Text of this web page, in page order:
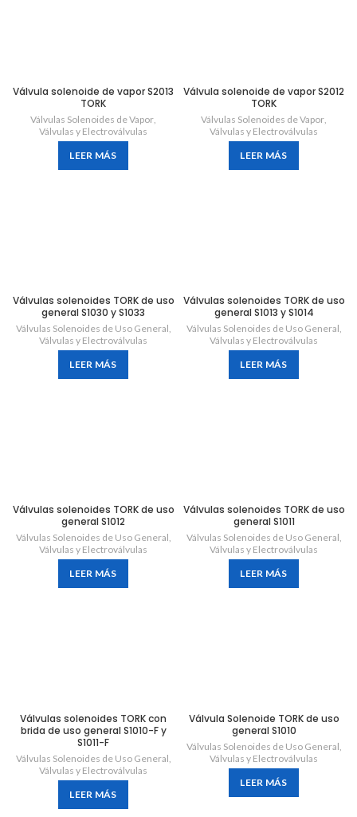
Válvula solenoide de vapor S2013
TORK
Válvulas Solenoides de Vapor,
Válvulas y Electroválvulas
LEER MÁS
Válvula solenoide de vapor S2012
TORK
Válvulas Solenoides de Vapor,
Válvulas y Electroválvulas
LEER MÁS
Válvulas solenoides TORK de uso
general S1030 y S1033
Válvulas Solenoides de Uso General,
Válvulas y Electroválvulas
LEER MÁS
Válvulas solenoides TORK de uso
general S1013 y S1014
Válvulas Solenoides de Uso General,
Válvulas y Electroválvulas
LEER MÁS
Válvulas solenoides TORK de uso
general S1012
Válvulas Solenoides de Uso General,
Válvulas y Electroválvulas
LEER MÁS
Válvulas solenoides TORK de uso
general S1011
Válvulas Solenoides de Uso General,
Válvulas y Electroválvulas
LEER MÁS
Válvulas solenoides TORK con
brida de uso general S1010-F y
S1011-F
Válvulas Solenoides de Uso General,
Válvulas y Electroválvulas
LEER MÁS
Válvula Solenoide TORK de uso
general S1010
Válvulas Solenoides de Uso General,
Válvulas y Electroválvulas
LEER MÁS